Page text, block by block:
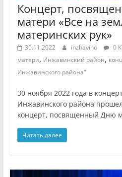
Концерт,
матери «Все на
материнских рук»
30.11.2022 inzhavino 0
матери, Инжавинский район,
Инжавинского района"
30 ноября 2022 года в
Инжавинского района
концерт, посвященный Дню
Читать далее